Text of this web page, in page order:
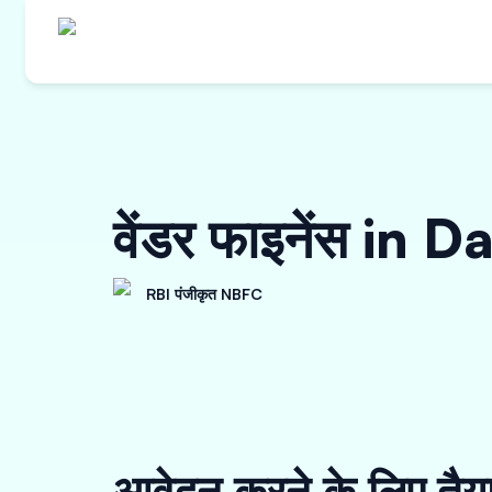
वेंडर फाइनेंस in
RBI पंजीकृत NBFC